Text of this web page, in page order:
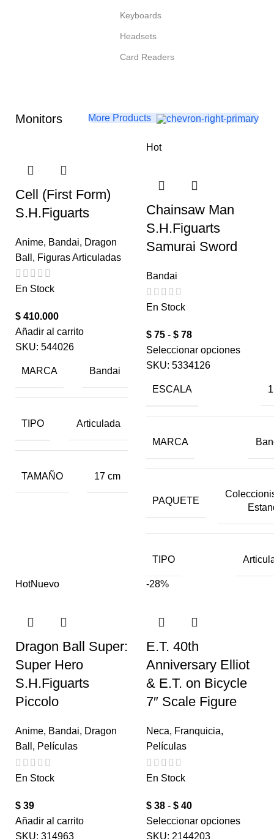
Keyboards
Headsets
Card Readers
Monitors More Products
Cell (First Form)
S.H.Figuarts
Anime, Bandai, Dragon
Ball , Figuras Articuladas
En Stock
$ 410.000
Añadir al carrito
SKU: 544026
MARCA Bandai
TIPO Articulada
TAMAÑO 17 cm
Hot
Chainsaw Man
S.H.Figuarts
Samurai Sword
Bandai
En Stock
$ 75 - $ 78
Seleccionar opciones
SKU: 5334126
ESCALA
MARCA
PAQUETE
TIPO
HotNuevo
Dragon Ball Super:
Super Hero
S.H.Figuarts
Piccolo
Anime, Bandai, Dragon
Ball , Películas
En Stock
$ 39
Añadir al carrito
SKU: 314963
-28%
E.T. 40th
Anniversary Elliot
& E.T. on Bicycle
7″ Scale Figure
Neca, Franquicia,
Películas
En Stock
$ 38 - $ 40
Seleccionar opciones
SKU: 2144203